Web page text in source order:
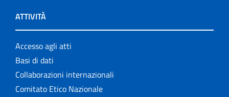
ATTIVITÀ
Accesso agli atti
Basi di dati
Collaborazioni internazionali
Comitato Etico Nazionale